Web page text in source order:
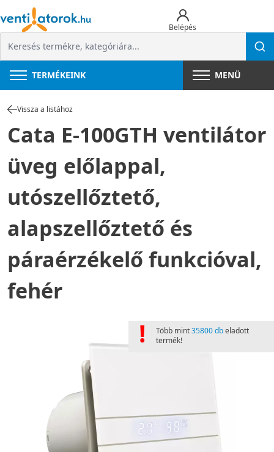
Belépés
TERMÉKEINK MENÜ
Vissza a listához
Cata E-100GTH ventilátor
üveg előlappal,
utószellőztető,
alapszellőztető és
páraérzékelő funkcióval,
fehér
! Több mint35800 dbeladott
termék!